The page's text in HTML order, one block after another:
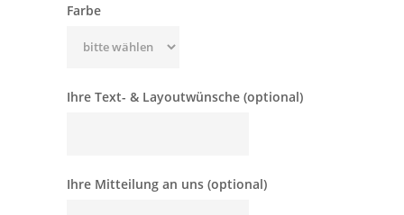
Farbe
Ihre Text- & Layoutwünsche (optional)
Ihre Mitteilung an uns (optional)